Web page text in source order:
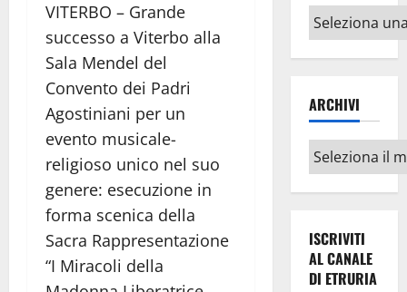
VITERBO – Grande
successo a Viterbo alla
Sala Mendel del
Convento dei Padri
Agostiniani per un
evento musicale-
religioso unico nel suo
genere: esecuzione in
forma scenica della
Sacra Rappresentazione
“I Miracoli della
Altri
argomenti
ARCHIVI
Archivi
ISCRIVITI
AL CANALE
DI ETRURIA